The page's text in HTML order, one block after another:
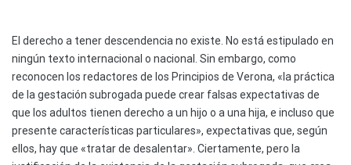
El derecho a tener descendencia no existe. No está estipulado en
ningún texto internacional o nacional. Sin embargo, como
reconocen los redactores de los Principios de Verona, «la práctica
de la gestación subrogada puede crear falsas expectativas de
que los adultos tienen derecho a un hijo o a una hija, e incluso que
presente características particulares», expectativas que, según
ellos, hay que «tratar de desalentar». Ciertamente, pero la